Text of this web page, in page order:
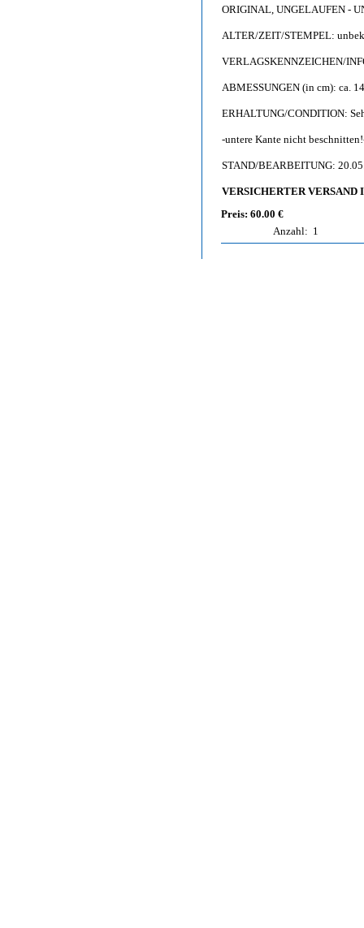
ORIGINAL, UNGELAUFEN -
ALTER/ZEIT/STEMPEL:
VERLAGSKENNZEICHEN/
ABMESSUNGEN (in cm): ca.
ERHALTUNG/CONDITION:
-untere Kante nicht
STAND/BEARBEITUNG:
VERSICHERTER
Preis: 60.00 €
Anzahl: 1